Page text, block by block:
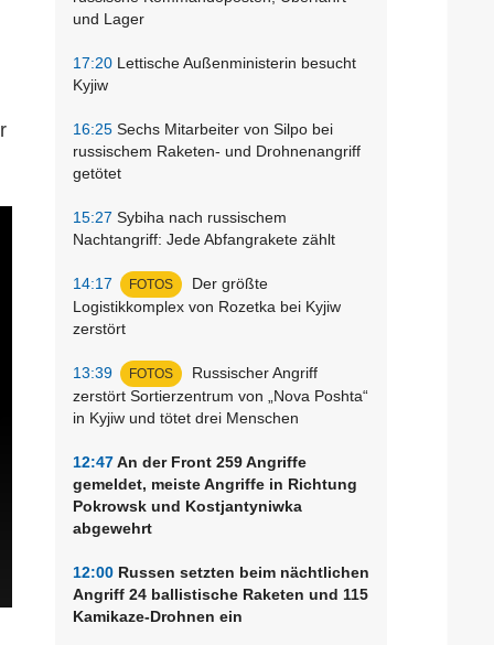
und Lager
17:20 Lettische Außenministerin besucht
Kyjiw
16:25 Sechs Mitarbeiter von Silpo bei
russischem Raketen- und Drohnenangriff
getötet
15:27 Sybiha nach russischem
Nachtangriff: Jede Abfangrakete zählt
14:17 FOTOS
Der größte
Logistikkomplex von Rozetka bei Kyjiw
zerstört
13:39 FOTOS
Russischer Angriff
zerstört Sortierzentrum von „Nova Poshta“
in Kyjiw und tötet drei Menschen
12:47An der Front 259 Angriffe
gemeldet, meiste Angriffe in Richtung
Pokrowsk und Kostjantyniwka
abgewehrt
12:00 Russen setzten beim nächtlichen
Angriff 24 ballistische Raketen und 115
Kamikaze-Drohnen ein